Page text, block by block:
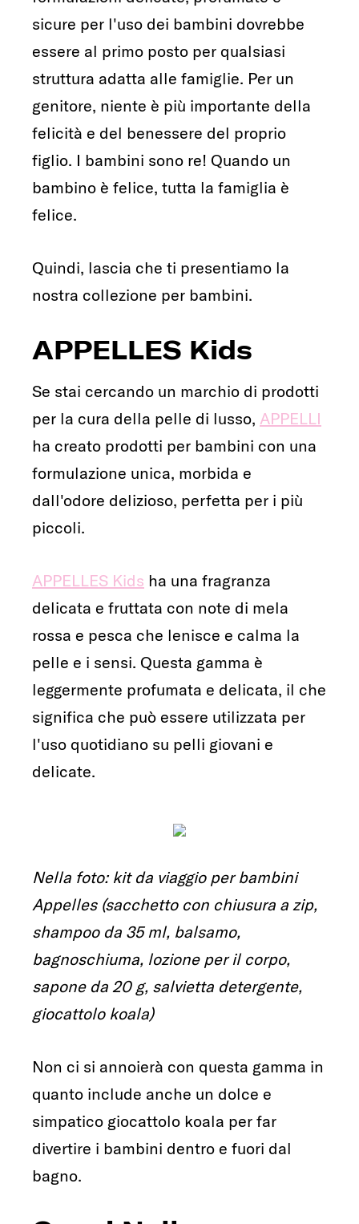
sicure per l'uso dei bambini dovrebbe
essere al primo posto per qualsiasi
struttura adatta alle famiglie. Per un
genitore, niente è più importante della
felicità e del benessere del proprio
figlio. I bambini sono re! Quando un
bambino è felice, tutta la famiglia è
felice.
Quindi, lascia che ti presentiamo la
nostra collezione per bambini.
APPELLES Kids
Se stai cercando un marchio di prodotti
per la cura della pelle di lusso, APPELLI
ha creato prodotti per bambini con una
formulazione unica, morbida e
dall'odore delizioso, perfetta per i più
piccoli.
APPELLES Kids ha una fragranza
delicata e fruttata con note di mela
rossa e pesca che lenisce e calma la
pelle e i sensi. Questa gamma è
leggermente profumata e delicata, il che
significa che può essere utilizzata per
l'uso quotidiano su pelli giovani e
delicate.
Nella foto: kit da viaggio per bambini
Appelles (sacchetto con chiusura a zip,
shampoo da 35 ml, balsamo,
bagnoschiuma, lozione per il corpo,
sapone da 20 g, salvietta detergente,
giocattolo koala)
Non ci si annoierà con questa gamma in
quanto include anche un dolce e
simpatico giocattolo koala per far
divertire i bambini dentro e fuori dal
bagno.